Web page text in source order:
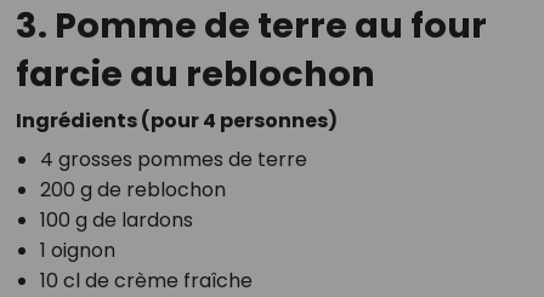
3. Pomme de terre au four
farcie au reblochon
Ingrédients (pour 4 personnes)
4 grosses pommes de terre
200 g de reblochon
100 g de lardons
1 oignon
10 cl de crème fraîche